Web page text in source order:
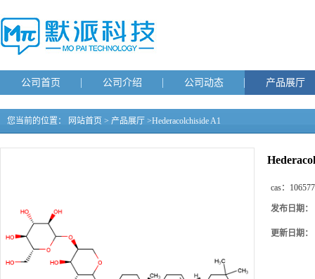
公司首页 公司介绍 公司动态 产品展厅
您当前的位置： 网站首页 > 产品展厅 >Hederacolchiside A1
cas：
发布日期：
更新日期：